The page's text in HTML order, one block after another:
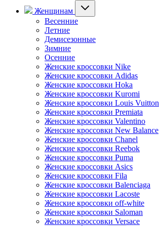
Женщинам
Весенние
Летние
Демисезонные
Зимние
Осенние
Женские кроссовки Nike
Женские кроссовки Adidas
Женские кроссовки Hoka
Женские кроссовки Kuromi
Женские кроссовки Louis Vuitton
Женские кроссовки Premiata
Женские кроссовки Valentino
Женские кроссовки New Balance
Женские кроссовки Chanel
Женские кроссовки Reebok
Женские кроссовки Puma
Женские кроссовки Asics
Женские кроссовки Fila
Женские кроссовки Balenciaga
Женские кроссовки Lacoste
Женские кроссовки off-white
Женские кроссовки Saloman
Женские кроссовки Versace